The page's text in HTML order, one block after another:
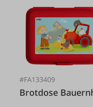
#FA133409
Brotdose